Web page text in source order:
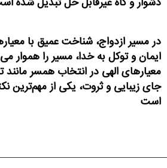
در مسیر ازدواج، شناخت عمیق با
ایمان و توکل به خدا، مسیر را هموار
معیارهای الهی در انتخاب همسر
جای زیبایی و ثروت، یکی از مهم‌ترین
است